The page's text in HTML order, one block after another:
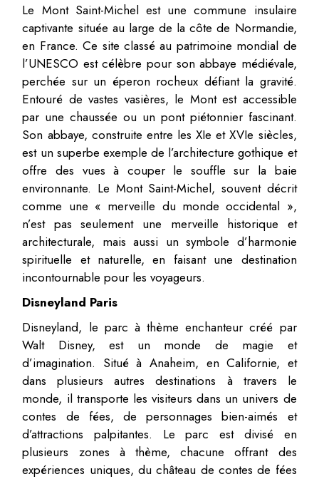
Le Mont Saint-Michel est une commune insulaire
captivante située au large de la côte de Normandie,
en France. Ce site classé au patrimoine mondial de
l’UNESCO est célèbre pour son abbaye médiévale,
perchée sur un éperon rocheux défiant la gravité.
Entouré de vastes vasières, le Mont est accessible
par une chaussée ou un pont piétonnier fascinant.
Son abbaye, construite entre les XIe et XVIe siècles,
est un superbe exemple de l’architecture gothique et
offre des vues à couper le souffle sur la baie
environnante. Le Mont Saint-Michel, souvent décrit
comme une « merveille du monde occidental »,
n’est pas seulement une merveille historique et
architecturale, mais aussi un symbole d’harmonie
spirituelle et naturelle, en faisant une destination
incontournable pour les voyageurs.
Disneyland Paris
Disneyland, le parc à thème enchanteur créé par
Walt Disney, est un monde de magie et
d’imagination. Situé à Anaheim, en Californie, et
dans plusieurs autres destinations à travers le
monde, il transporte les visiteurs dans un univers de
contes de fées, de personnages bien-aimés et
d’attractions palpitantes. Le parc est divisé en
plusieurs zones à thème, chacune offrant des
expériences uniques, du château de contes de fées